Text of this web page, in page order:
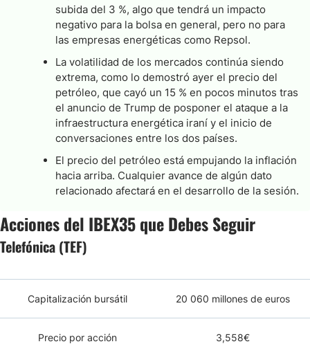
subida del 3 %, algo que tendrá un impacto
negativo para la bolsa en general, pero no para
las empresas energéticas como Repsol.
La volatilidad de los mercados continúa siendo
extrema, como lo demostró ayer el precio del
petróleo, que cayó un 15 % en pocos minutos tras
el anuncio de Trump de posponer el ataque a la
infraestructura energética iraní y el inicio de
conversaciones entre los dos países.
El precio del petróleo está empujando la inflación
hacia arriba. Cualquier avance de algún dato
relacionado afectará en el desarrollo de la sesión.
Acciones del IBEX35 que Debes Seguir
Telefónica (TEF)
Capitalización bursátil 20 060 millones de euros
Precio por acción 3,558€